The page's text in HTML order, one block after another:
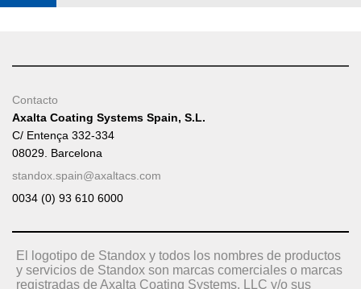
Contacto
Axalta Coating Systems Spain, S.L.
C/ Entença 332-334
08029. Barcelona
standox.spain@axaltacs.com
0034 (0) 93 610 6000
El logotipo de Standox y todos los nombres de productos
y servicios de Standox son marcas comerciales o marcas
registradas de Axalta Coating Systems, LLC y/o sus